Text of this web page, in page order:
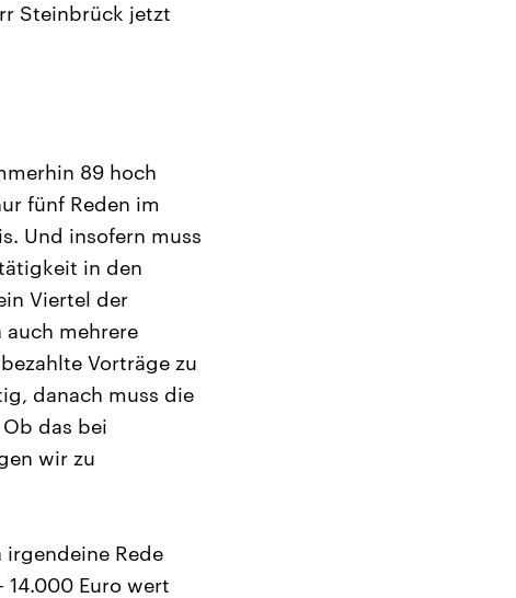
Steinbrück jetzt
89 hoch
fünf Reden im
Und insofern muss
in den
Viertel der
mehrere
Vorträge zu
danach muss die
das bei
wir zu
irgendeine Rede
Euro wert